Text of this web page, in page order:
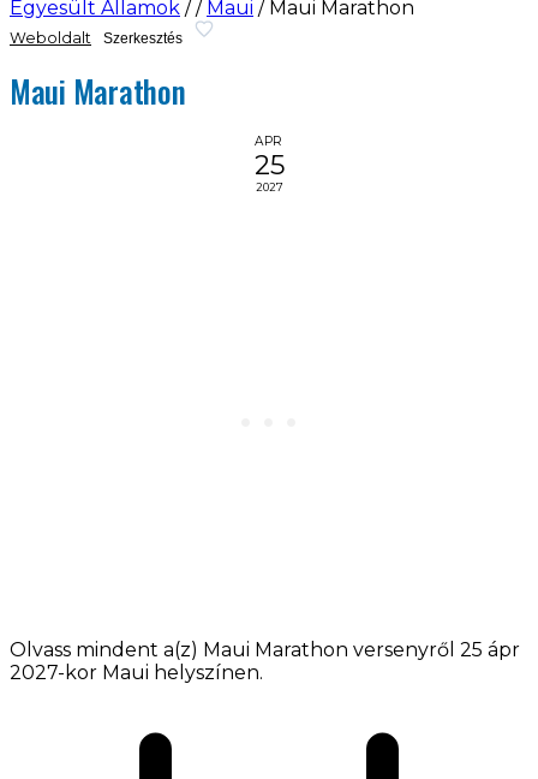
Egyesült Államok / / Maui / Maui Marathon
Weboldalt Szerkesztés
Maui Marathon
APR
25
2027
Olvass mindent a(z) Maui Marathon versenyről 25 ápr
2027-kor Maui helyszínen.